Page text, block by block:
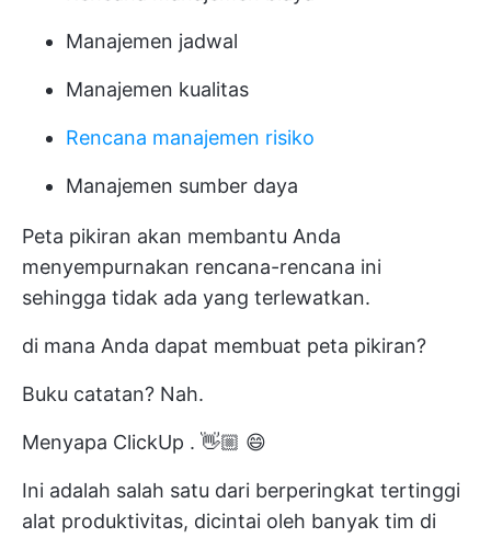
Manajemen jadwal
Manajemen kualitas
Rencana manajemen risiko
Manajemen sumber daya
Peta pikiran akan membantu Anda
menyempurnakan rencana-rencana ini
sehingga tidak ada yang terlewatkan.
di mana Anda dapat membuat peta pikiran?
Buku catatan? Nah.
Menyapa ClickUp . 👋🏼 😄
Ini adalah salah satu dari berperingkat tertinggi
alat produktivitas, dicintai oleh banyak tim di